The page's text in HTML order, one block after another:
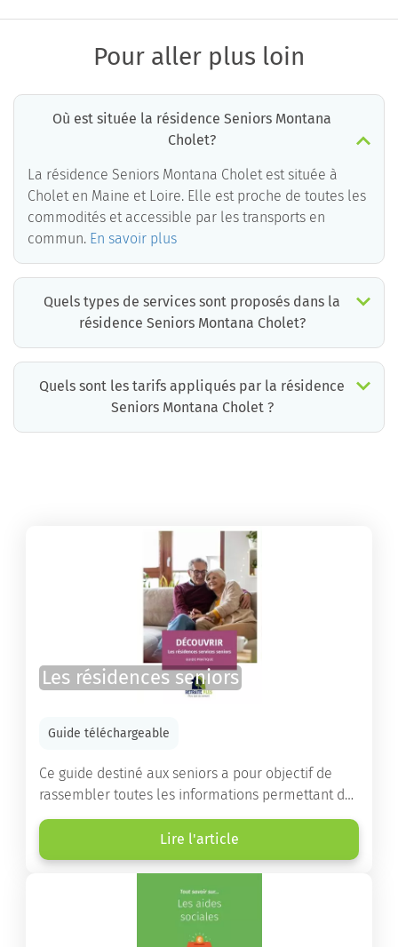
Pour aller plus loin
Où est située la résidence Seniors Montana
Cholet?
La résidence Seniors Montana Cholet est située à
Cholet en Maine et Loire. Elle est proche de toutes les
commodités et accessible par les transports en
commun. En savoir plus
Quels types de services sont proposés dans la
résidence Seniors Montana Cholet?
Quels sont les tarifs appliqués par la résidence
Seniors Montana Cholet ?
Les résidences seniors
Guide téléchargeable
Ce guide destiné aux seniors a pour objectif de
rassembler toutes les informations permettant de
choisir la résidence services seniors adaptée.
Lire l'article